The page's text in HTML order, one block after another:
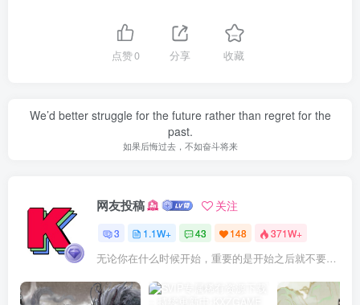
点赞0 分享 收藏
We’d better struggle for the future rather than regret for the
past.
如果后悔过去，不如奋斗将来
网友投稿 关注
3 1.1W+ 43 148 371W+
无论你在什么时候开始，重要的是开始之后就不要停止